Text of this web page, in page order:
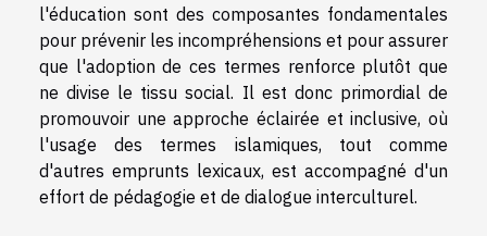
l'éducation sont des composantes fondamentales
pour prévenir les incompréhensions et pour assurer
que l'adoption de ces termes renforce plutôt que
ne divise le tissu social. Il est donc primordial de
promouvoir une approche éclairée et inclusive, où
l'usage des termes islamiques, tout comme
d'autres emprunts lexicaux, est accompagné d'un
effort de pédagogie et de dialogue interculturel.